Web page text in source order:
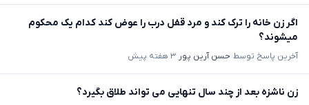
اگر زن خانه را ترک کند و مرد قفل درب را عوض کند کدام یک محکوم
میشوند؟
آخرین پاسخ توسط حسن آرین پور ۳ هفته پیش
زن ناشزه بعد از چند سال تنهایی می تواند طلاق بگیرد؟